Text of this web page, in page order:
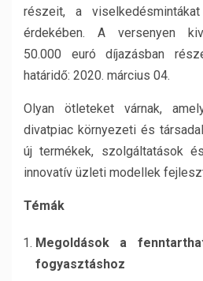
részeit, a
érdekében. A versenyen
50.000 euró díjazásban
határidő: 2020. március 04.
Olyan ötleteket várnak,
divatpiac környezeti és
új termékek, szolgáltatások
innovatív üzleti modellek
Témák
Megoldások a
fogyasztáshoz